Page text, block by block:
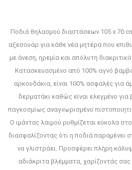
Ποδιά θηλασμού διαστάσεων 105 x 70
αξεσουάρ για κάθε νέα μητέρα που
με άνεση, ηρεμία και απόλυτη
Κατασκευασμένο από 100% αγνό
αρκουδάκια, είναι 100% ασφαλές για
δερματάκι καθώς είναι ελεγμένο
παγκοσμίως αναγνωρισμένο
Ο ιμάντας λαιμού ρυθμίζεται εύκολα
διασφαλίζοντας ότι η ποδιά παραμένει
να γλιστράει. Προσφέρει πλήρη
αδιάκριτα βλέμματα, χαρίζοντάς